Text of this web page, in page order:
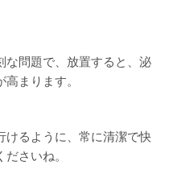
な問題で、放置すると、泌
まります。
けるように、常に清潔で快
さいね。